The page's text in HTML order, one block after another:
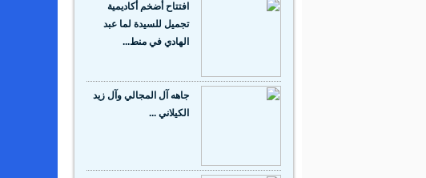
افتتاح أضخم أكاديمية
تجميل للسيدة لما عبد
الهادي في منط...
جاهه آل المجالي وآل زيد
الكيلاني ...